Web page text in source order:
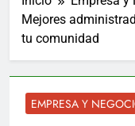
Mejores
tu comunidad
EMPRESA Y